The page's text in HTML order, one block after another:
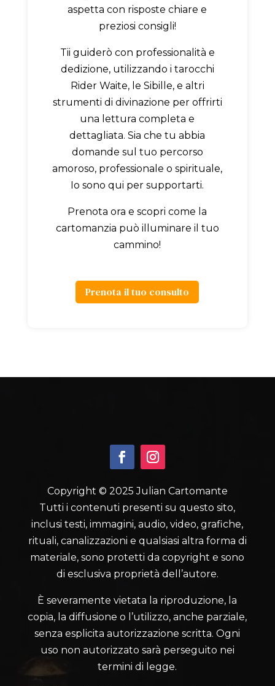
aspetta con risposte chiare e
preziosi consigli!
Tii guiderò con professionalità e
dedizione, utilizzando i tarocchi
Rider Waite, le Sibille, e altri
strumenti di divinazione per offrirti
una lettura completa e
dettagliata. Sia che tu abbia
domande sul tuo percorso
amoroso, professionale o spirituale,
Io sono qui per supportarti.
Prenota ora e scopri come la
cartomanzia può illuminare il tuo
cammino!
Prenota il tuo consulto
Copyright © 2025 Julian Cartomante
Tutti i contenuti presenti su questo sito,
inclusi testi, immagini, audio, video, grafiche,
rituali, canalizzazioni e qualsiasi altra forma di
materiale, sono protetti da copyright e sono
di esclusiva proprietà dell’autore.
È severamente vietata la riproduzione, la
copia, la diffusione o l’utilizzo, anche parziale,
senza esplicita autorizzazione scritta. Ogni
uso non autorizzato sarà perseguito nei
termini di legge.